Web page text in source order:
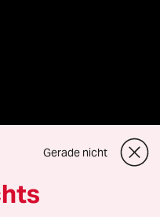
Gerade nicht